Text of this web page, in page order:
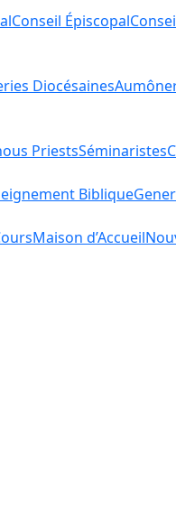
Conseil Épiscopal
Diocésaines
PriestsSéminaristes
Biblique
Maison d’Accueil